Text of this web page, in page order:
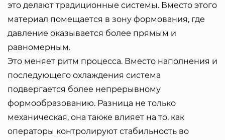
это делают традиционные системы. Вместо этого
материал помещается в зону формования, где
давление оказывается более прямым и
равномерным.
Это меняет ритм процесса. Вместо наполнения и
последующего охлаждения система
подвергается более непрерывному
формообразованию. Разница не только
механическая, она также влияет на то, как
операторы контролируют стабильность во